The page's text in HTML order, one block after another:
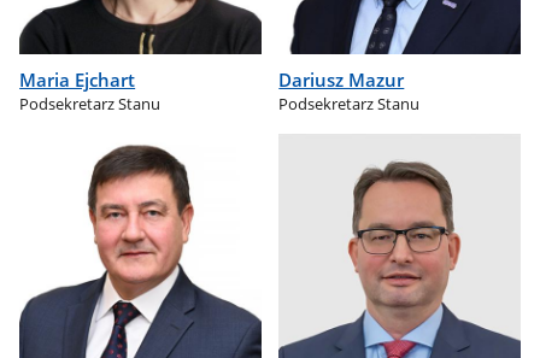
Maria Ejchart
Podsekretarz Stanu
Dariusz Mazur
Podsekretarz Stanu